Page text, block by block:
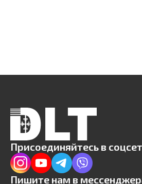
Присоединяйтесь в
Пишите нам в